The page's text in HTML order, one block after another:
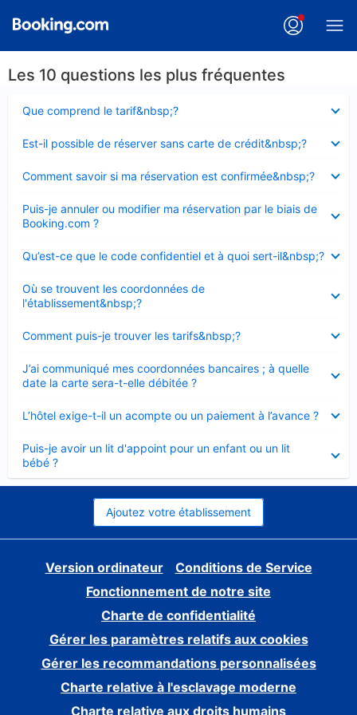
Les 10 questions les plus fréquentes
Que comprend le tarif&nbsp;?
fermé
Est-il possible de réserver sans carte de crédit&nbsp;?
fermé
Comment savoir si ma réservation est confirmée&nbsp;?
fermé
Puis-je annuler ou modifier ma réservation par le biais de
Booking.com ?
fermé
Qu’est-ce que le code confidentiel et à quoi sert-il&nbsp;?
fermé
Où se trouvent les coordonnées de
l'établissement&nbsp;?
fermé
Comment puis-je trouver les tarifs&nbsp;?
fermé
J’ai communiqué mes coordonnées bancaires ; à quelle
date la carte sera-t-elle débitée ?
fermé
L’hôtel exige-t-il un acompte ou un paiement à l’avance ?
fermé
Puis-je avoir un lit d'appoint pour un enfant ou un lit
bébé ?
fermé
Ajoutez votre établissement
Version ordinateur
Conditions de Service
Fonctionnement de notre site
Charte de confidentialité
Gérer les paramètres relatifs aux cookies
Gérer les recommandations personnalisées
Charte relative à l'esclavage moderne
Charte relative aux droits humains